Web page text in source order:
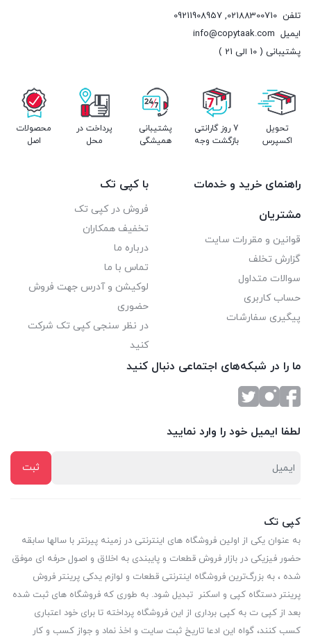
تلفن 02188300710
,
09211908957
ایمیل info@copytaak.com
پشتیبانی ( 10 الی 21 )
تحویل
اکسپرس
7 روز گارانتی
بازگشت وجه
پشتیبانی
همیشگی
پرداخت در
محل
محصولات
اصل
راهنمای خرید و خدمات
مشتریان
قوانین و مقررات سایت
گزارش تخلف
سوالات متداول
حساب کاربری
پیگیری سفارشات
با کپی تک
فروش در کپی تک
تخفیف همکاران
درباره ما
تماس با ما
لوکیشن و آدرس جهت فروش
حضوری
در نظر سنجی کپی تک شرکت
کنید
ما را در شبکه‌های اجتماعی دنبال کنید
لطفا ایمیل خود را وارد نمایید
کپی تک
به عنوان یکی از اولین فروشگاه های اینترنتی در زمینه پیرنتر با سالها سابقه
حضور فیزیکی در بازار فروش قطعات و پایبندی به اخلاق و اصول حرفه ای موفق
شده ، به بزرگ‌ترین فروشگاه اینترنتی قطعات و لوازم یدکی پرینتر فروش
پرینتر دستگاه کپی و اسکنر تبدیل شود. به طوری که فروشگاه های ثبت شده
بعد از کپی ت به کپی برداری از این فروشگاه پرداخته تا برای خود اعتباری
کسب کنند، گواه این ادعا تاریخ ثبت سایت و اخذ نماد و جواز کسب و کار